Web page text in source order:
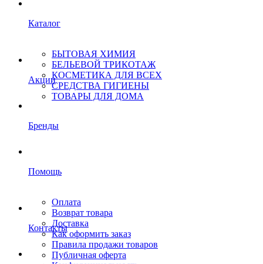
Каталог
БЫТОВАЯ ХИМИЯ
БЕЛЬЕВОЙ ТРИКОТАЖ
КОСМЕТИКА ДЛЯ ВСЕХ
СРЕДСТВА ГИГИЕНЫ
ТОВАРЫ ДЛЯ ДОМА
Акции
Бренды
Помощь
Оплата
Возврат товара
Доставка
Как оформить заказ
Правила продажи товаров
Публичная оферта
Контакты